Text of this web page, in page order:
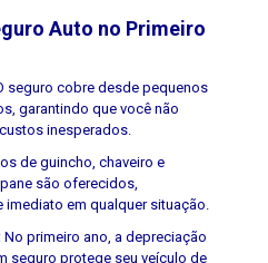
Auto no Primeiro
seguro cobre desde pequenos
garantindo que você não
inesperados.
de guincho, chaveiro e
são oferecidos,
em qualquer situação.
No primeiro ano, a depreciação
seguro protege seu veículo de